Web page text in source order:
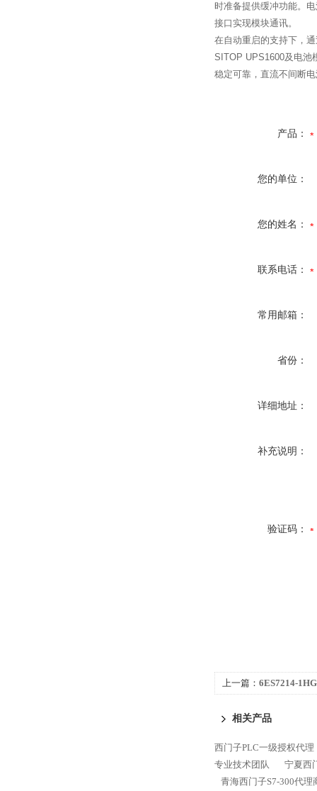
时准备提供缓冲功能。
接口实现模块通讯。
在自动重启的支持下，
SITOP UPS1600及电池
稳定可靠，直流不间断
产品：
您的单位：
您的姓名：
联系电话：
常用邮箱：
省份：
详细地址：
补充说明：
验证码：
上一篇： 6ES7214-
相关产品
西门子PLC一级授权代理
专业技术团队
宁夏西
青海西门子S7-300代理